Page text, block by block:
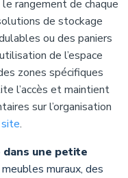
rangement de chaque
de stockage
ou des paniers
de l’espace
zones spécifiques
l’accès et maintient
sur l’organisation
.
dans une petite
muraux, des